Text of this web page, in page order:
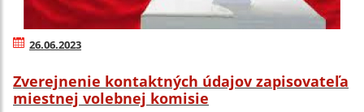
26.06.2023
Zverejnenie kontaktných údajov zapisovateľa
miestnej volebnej komisie